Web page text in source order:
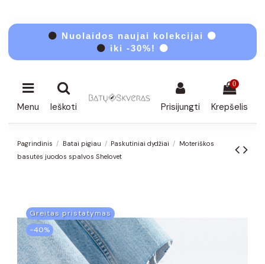
⚫ Nuolaidos naujai kolekcijai ⚫
⚫ iki -30%! ⚫
Menu Ieškoti Prisijungti
0
Krepšelis
Pagrindinis Batai pigiau Paskutiniai dydžiai
Moteriškos
basutės juodos spalvos Shelovet
Greitas pristatymas
−40%